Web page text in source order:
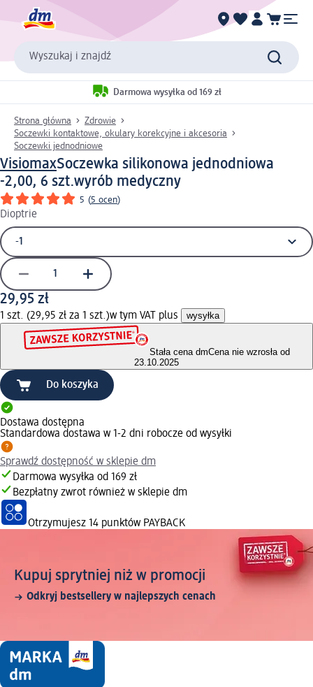
Wyszukaj i znajdź
Darmowa wysyłka od 169 zł
Strona główna
Zdrowie
Soczewki kontaktowe, okulary korekcyjne i akcesoria
Soczewki jednodniowe
VisiomaxSoczewka silikonowa jednodniowa
-2,00, 6 szt.wyrób medyczny
5 (5 ocen)
Dioptrie
29,95 zł
1 szt. (29,95 zł za 1 szt.)w tym VAT plus wysyłka
Stała cena dmCena nie wzrosła od
23.10.2025
Do koszyka
Dostawa dostępna
Standardowa dostawa w 1-2 dni robocze od wysyłki
Sprawdź dostępność w sklepie dm
Darmowa wysyłka od 169 zł
Bezpłatny zwrot również w sklepie dm
Otrzymujesz 14 punktów PAYBACK
Kupuj sprytniej niż w promocji
Odkryj bestsellery w najlepszych cenach